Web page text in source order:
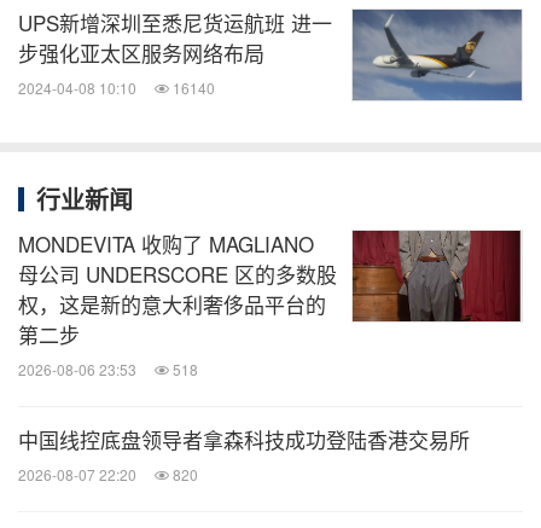
UPS新增深圳至悉尼货运航班 进一
步强化亚太区服务网络布局
2024-04-08 10:10 16140
行业新闻
MONDEVITA 收购了 MAGLIANO
母公司 UNDERSCORE 区的多数股
权，这是新的意大利奢侈品平台的
第二步
2026-08-06 23:53 518
中国线控底盘领导者拿森科技成功登陆香港交易所
2026-08-07 22:20 820